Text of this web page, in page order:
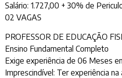
Salário: 1.727,00 + 30% de
02 VAGAS
PROFESSOR DE EDUCAÇÃO
Ensino Fundamental Completo
Exige experiência de 06 Meses
Imprescindível: Ter experiência